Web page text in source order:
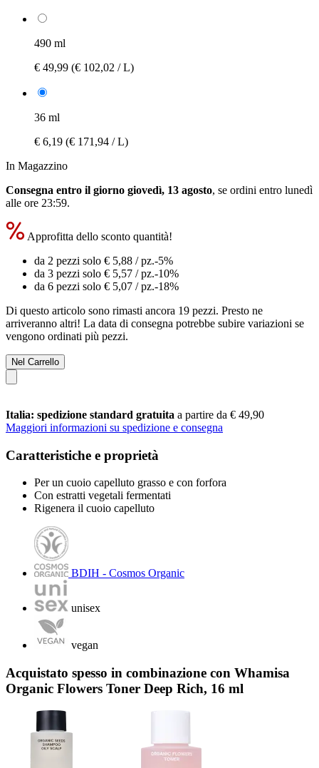
490 ml
€ 49,99 (€ 102,02 / L)
36 ml
€ 6,19 (€ 171,94 / L)
In Magazzino
Consegna entro il giorno giovedì, 13 agosto, se ordini entro lunedì
alle ore 23:59.
Approfitta dello sconto quantità!
da 2 pezzi solo € 5,88 / pz.-5%
da 3 pezzi solo € 5,57 / pz.-10%
da 6 pezzi solo € 5,07 / pz.-18%
Di questo articolo sono rimasti ancora 19 pezzi. Presto ne
arriveranno altri! La data di consegna potrebbe subire variazioni se
vengono ordinati più pezzi.
Nel Carrello
Italia: spedizione standard gratuita a partire da € 49,90
Maggiori informazioni su spedizione e consegna
Caratteristiche e proprietà
Per un cuoio capelluto grasso e con forfora
Con estratti vegetali fermentati
Rigenera il cuoio capelluto
BDIH - Cosmos Organic
unisex
vegan
Acquistato spesso in combinazione con Whamisa
Organic Flowers Toner Deep Rich, 16 ml